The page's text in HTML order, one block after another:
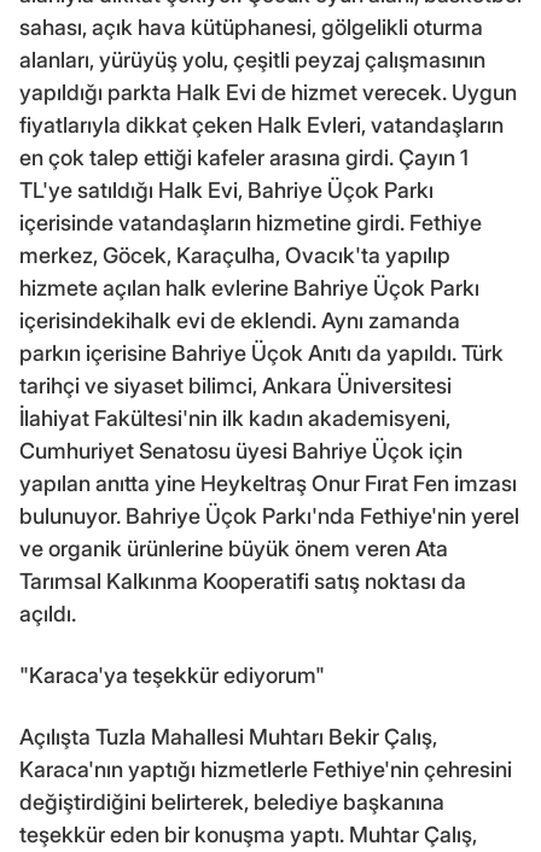
sahası, açık hava kütüphanesi, gölgelikli oturma
alanları, yürüyüş yolu, çeşitli peyzaj çalışmasının
yapıldığı parkta Halk Evi de hizmet verecek. Uygun
fiyatlarıyla dikkat çeken Halk Evleri, vatandaşların
en çok talep ettiği kafeler arasına girdi. Çayın 1
TL'ye satıldığı Halk Evi, Bahriye Üçok Parkı
içerisinde vatandaşların hizmetine girdi. Fethiye
merkez, Göcek, Karaçulha, Ovacık'ta yapılıp
hizmete açılan halk evlerine Bahriye Üçok Parkı
içerisindekihalk evi de eklendi. Aynı zamanda
parkın içerisine Bahriye Üçok Anıtı da yapıldı. Türk
tarihçi ve siyaset bilimci, Ankara Üniversitesi
İlahiyat Fakültesi'nin ilk kadın akademisyeni,
Cumhuriyet Senatosu üyesi Bahriye Üçok için
yapılan anıtta yine Heykeltraş Onur Fırat Fen imzası
bulunuyor. Bahriye Üçok Parkı'nda Fethiye'nin yerel
ve organik ürünlerine büyük önem veren Ata
Tarımsal Kalkınma Kooperatifi satış noktası da
açıldı.
"Karaca'ya teşekkür ediyorum"
Açılışta Tuzla Mahallesi Muhtarı Bekir Çalış,
Karaca'nın yaptığı hizmetlerle Fethiye'nin çehresini
değiştirdiğini belirterek, belediye başkanına
teşekkür eden bir konuşma yaptı. Muhtar Çalış,